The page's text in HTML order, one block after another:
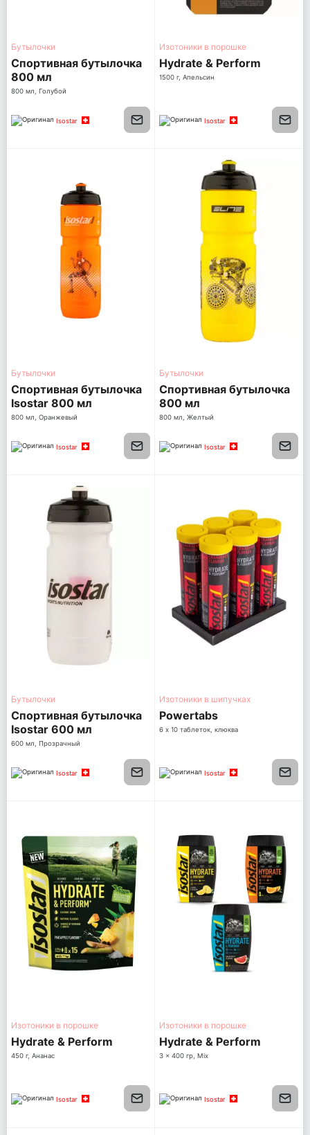
Бутылочки
Спортивная бутылочка
800 мл
800 мл, Голубой
Isostar
Изотоники в порошке
Hydrate & Perform
1500 г, Апельсин
Isostar
Бутылочки
Спортивная бутылочка
Isostar 800 мл
Оранжевая с черной
800 мл, Оранжевый
Isostar
Бутылочки
Спортивная бутылочка
800 мл
800 мл, Желтый
Isostar
Бутылочки
Спортивная бутылочка
Isostar 600 мл
Полупрозрачная
600 мл, Прозрачный
Isostar
Изотоники в шипучках
Powertabs
6 х 10 таблеток, клюква
Isostar
Изотоники в порошке
Hydrate & Perform
450 г, Ананас
Isostar
Изотоники в порошке
Hydrate & Perform
3 x 400 гр, Mix
Isostar